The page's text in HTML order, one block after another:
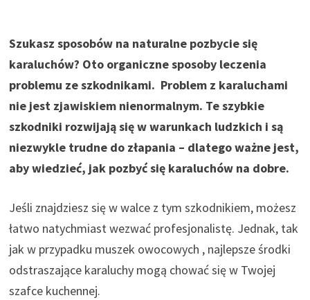
Szukasz sposobów na naturalne pozbycie się
karaluchów? Oto organiczne sposoby leczenia
problemu ze szkodnikami. Problem z karaluchami
nie jest zjawiskiem nienormalnym. Te szybkie
szkodniki rozwijają się w warunkach ludzkich i są
niezwykle trudne do złapania – dlatego ważne jest,
aby wiedzieć, jak pozbyć się karaluchów na dobre.
Jeśli znajdziesz się w walce z tym szkodnikiem, możesz
łatwo natychmiast wezwać profesjonalistę. Jednak, tak
jak w przypadku muszek owocowych , najlepsze środki
odstraszające karaluchy mogą chować się w Twojej
szafce kuchennej.